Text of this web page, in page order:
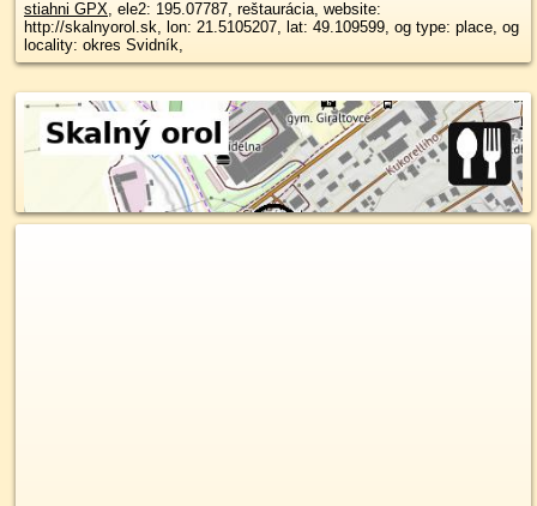
stiahni GPX, ele2: 195.07787, reštaurácia, website:
http://skalnyorol.sk, lon: 21.5105207, lat: 49.109599, og type: place, og
locality: okres Svidník,